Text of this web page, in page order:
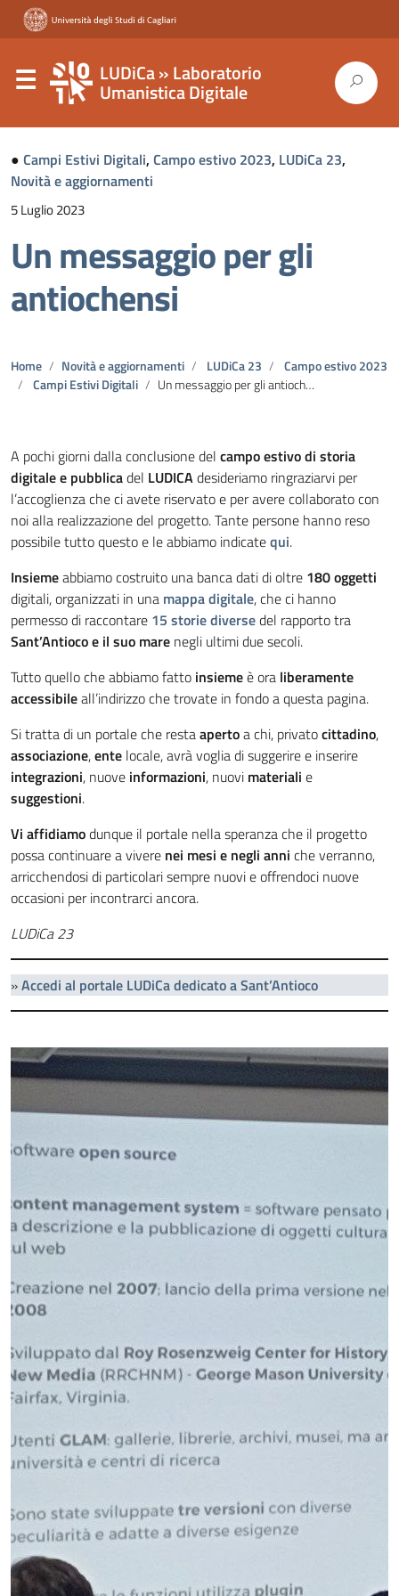
LUDiCa » Laboratorio
Umanistica Digitale
● Campi Estivi Digitali, Campo estivo 2023, LUDiCa 23,
Novità e aggiornamenti
5 Luglio 2023
Un messaggio per gli
antiochensi
Home Novità e aggiornamenti LUDiCa 23
Campo estivo 2023
Campi Estivi Digitali
Un messaggio per gli antiochensi
A pochi giorni dalla conclusione del campo estivo di storia
digitale e pubblicadel LUDICAdesideriamo ringraziarvi per
l’accoglienza che ci avete riservato e per avere collaborato con
noi alla realizzazione del progetto. Tante persone hanno reso
possibile tutto questo e le abbiamo indicatequi.
Insiemeabbiamo costruito una banca dati di oltre 180 oggetti
digitali, organizzati in una mappa digitale, che ci hanno
permesso di raccontare 15 storie diversedel rapporto tra
Sant’Antioco e il suo mare negli ultimi due secoli.
Tutto quello che abbiamo fatto insiemeè ora liberamente
accessibileall’indirizzo che trovate in fondo a questa pagina.
Si tratta di un portale che restaapertoa chi, privatocittadino,
associazione,ente locale, avrà voglia di suggerire e inserire
integrazioni, nuove informazioni, nuovi materiali e
suggestioni.
Vi affidiamodunque il portale nella speranza che il progetto
possa continuare a vivere nei mesi e negli anni che verranno,
arricchendosi di particolari sempre nuovi e offrendoci nuove
occasioni per incontrarci ancora.
LUDiCa 23
»Accedi al portale LUDiCa dedicato a Sant’Antioco